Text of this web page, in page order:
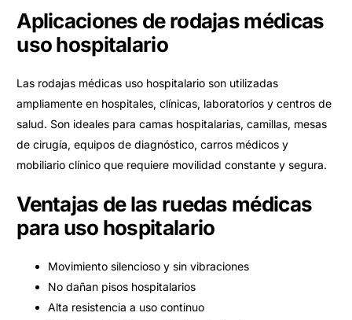
Aplicaciones de rodajas médicas
uso hospitalario
Las rodajas médicas uso hospitalario son utilizadas
ampliamente en hospitales, clínicas, laboratorios y centros de
salud. Son ideales para camas hospitalarias, camillas, mesas
de cirugía, equipos de diagnóstico, carros médicos y
mobiliario clínico que requiere movilidad constante y segura.
Ventajas de las ruedas médicas
para uso hospitalario
Movimiento silencioso y sin vibraciones
No dañan pisos hospitalarios
Alta resistencia a uso continuo